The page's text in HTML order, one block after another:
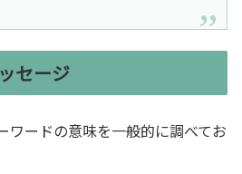
セージ
ワードの意味を一般的に調べてお